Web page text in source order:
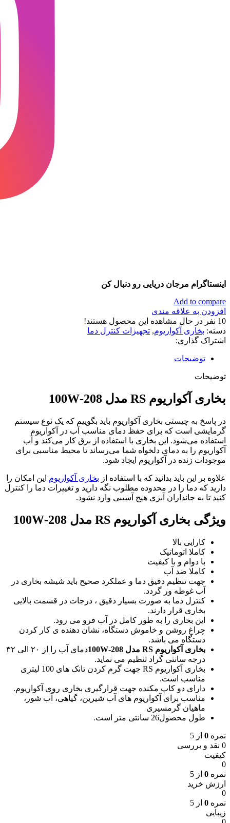
اینستاگرام مرجان دریایی رو دنبال کن
Add to compare
افزودن به علاقه مندی
10 نفر در حال مشاهده این محصول هستند!
دسته: بخاری آکواریوم, تجهیزات کنترل دما
اشتراک گذاری:
توضیحات
توضیحات
بخاری آکواریوم RS مدل 208-100W
در پاسخ به چیستی بخاری آکواریوم باید بگوییم که یک نوع سیستم
گرمایشی است که برای حفظ دمای مناسب آب در آکواریوم
استفاده می‌شود. این بخاری با استفاده از برق کار می‌کند و آب
آکواریوم را به دمای دلخواه شما می‌رساند تا محیط مناسبی برای
موجودات زنده در آکواریوم ایجاد شود.
علاوه بر این باید بدانید که با استفاده از بخاری آکواریوم این امکان را
دارید که دما را در محدوده مطلوب نگه دارید و تغییرات دما را کنترل
کنید تا به جانداران آبزی هیچ آسیبی وارد نشود.
ویژگی بخاری آکواریوم RS مدل 208-100W
کارایی بالا
کاملا اتوماتیک
با دوام و با کیفیت
کاملا ضد آب
جهت تنظیم دقیق دما و عملکرد صحیح باید شیشه بخاری در
آب غوطه ور گردد.
کنترل دما به صورت بسیار دقیق ، درجات در قسمت بالایی
بخاری قرار دارند.
این بخاری را به طور کامل در آب فرو می رود.
چراغ روشن و خاموش دستگاه، نشان دهنده ی کار کردن
دستگاه می باشد.
بخاری آکواریوم RS مدل 208-100W
دمای آب را از ۲۰ الی ۳۲
درجه سانتی گراد تنظیم می نماید.
بخاری آکواریوم RS جهت گرم کردن تانک های 100 لیتری
مناسب است.
دارای دو کاپ مکنده جهت قرارگیری بخاری روی آکواریوم.
مناسب برای آکواریوم های آب شیرین، گیاهی، آب شور،
ماهیان گرمسیری
طول محصول26 سانتی متر است.
نمره 0 از 5
0 نقد و بررسی
کیفیت
0
نمره 0 از 5
ارزش خرید
0
نمره 0 از 5
زیبایی